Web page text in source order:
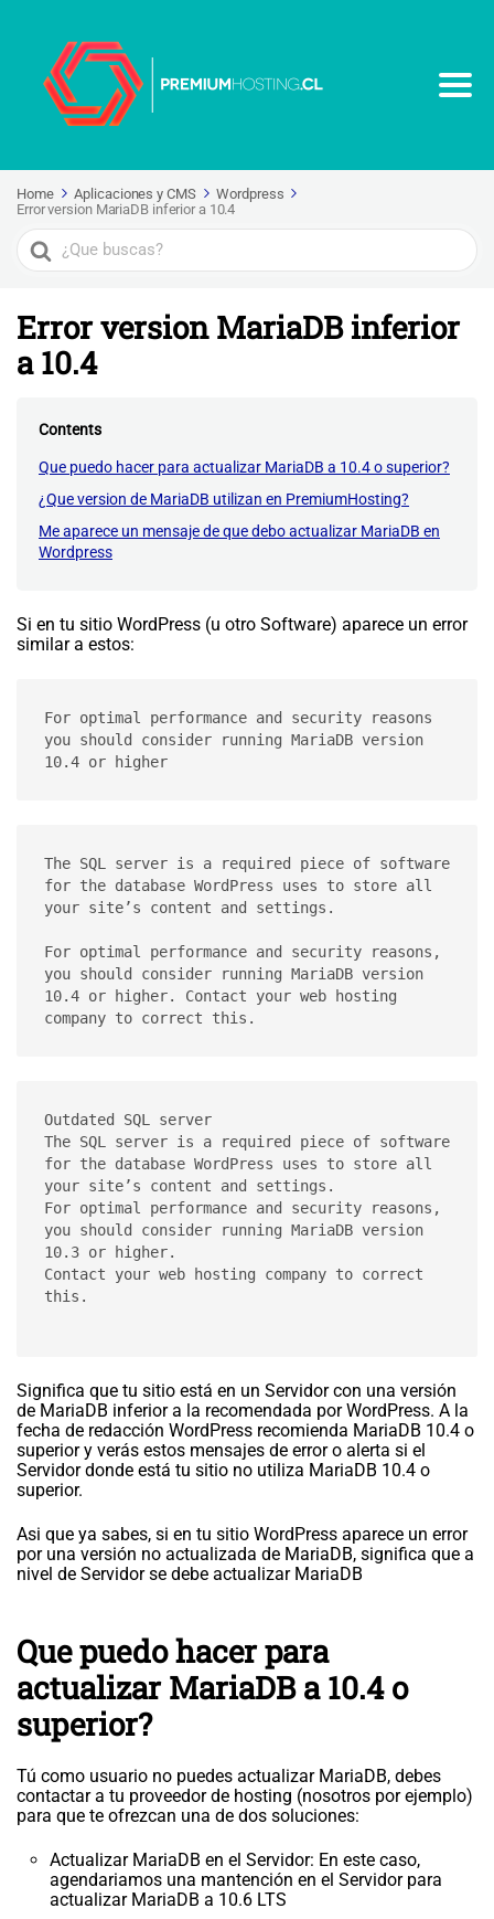
Home Aplicaciones y CMS
Wordpress
Error version MariaDB inferior a 10.4
Search
For
Error version MariaDB inferior
a 10.4
Contents
Que puedo hacer para actualizar MariaDB a 10.4 o superior?
¿Que version de MariaDB utilizan en PremiumHosting?
Me aparece un mensaje de que debo actualizar MariaDB en
Wordpress
Si en tu sitio WordPress (u otro Software) aparece un error
similar a estos:
For optimal performance and security reasons
you should consider running MariaDB version
10.4 or higher
The SQL server is a required piece of software
for the database WordPress uses to store all
your site’s content and settings.
For optimal performance and security reasons,
you should consider running MariaDB version
10.4 or higher. Contact your web hosting
company to correct this.
Outdated SQL server
The SQL server is a required piece of software
for the database WordPress uses to store all
your site’s content and settings.
For optimal performance and security reasons,
you should consider running MariaDB version
10.3 or higher.
Contact your web hosting company to correct
this.
Significa que tu sitio está en un Servidor con una versión
de MariaDB inferior a la recomendada por WordPress. A la
fecha de redacción WordPress recomienda MariaDB 10.4 o
superior y verás estos mensajes de error o alerta si el
Servidor donde está tu sitio no utiliza MariaDB 10.4 o
superior.
Asi que ya sabes, si en tu sitio WordPress aparece un error
por una versión no actualizada de MariaDB, significa que a
nivel de Servidor se debe actualizar MariaDB
Que puedo hacer para
actualizar MariaDB a 10.4 o
superior?
Tú como usuario no puedes actualizar MariaDB, debes
contactar a tu proveedor de hosting (nosotros por ejemplo)
para que te ofrezcan una de dos soluciones:
Actualizar MariaDB en el Servidor: En este caso,
agendariamos una mantención en el Servidor para
actualizar MariaDB a 10.6 LTS